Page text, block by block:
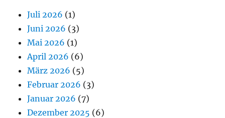
Juli 2026 (1)
Juni 2026 (3)
Mai 2026 (1)
April 2026 (6)
März 2026 (5)
Februar 2026 (3)
Januar 2026 (7)
Dezember 2025 (6)